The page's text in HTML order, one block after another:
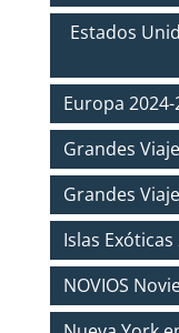
Estados
Europa 2024-
Grandes
Grandes
Islas Exóticas
NOVIOS